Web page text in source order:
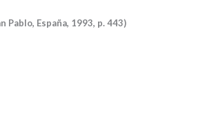
Pablo, España, 1993, p. 443)